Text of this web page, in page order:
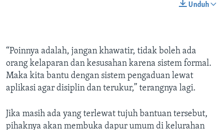
Unduh
“Poinnya adalah, jangan khawatir, tidak boleh ada
orang kelaparan dan kesusahan karena sistem formal.
Maka kita bantu dengan sistem pengaduan lewat
aplikasi agar disiplin dan terukur,” terangnya lagi.
Jika masih ada yang terlewat tujuh bantuan tersebut,
pihaknya akan membuka dapur umum di kelurahan